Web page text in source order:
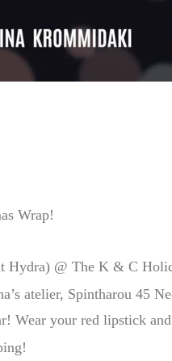
Wrap!
Hydra) @ The K & C
atelier, Spintharou 45
Wear your red lipstick